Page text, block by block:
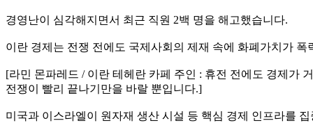
경영난이 심각해지면서 최근 직원 2백 명을 해고했습니다.
이란 경제는 전쟁 전에도 국제사회의 제재 속에 화폐가치가
[라민 몬파레드 / 이란 테헤란 카페 주인 : 휴전 전에도 경제가
전쟁이 빨리 끝나기만을 바랄 뿐입니다.]
미국과 이스라엘이 원자재 생산 시설 등 핵심 경제 인프라를